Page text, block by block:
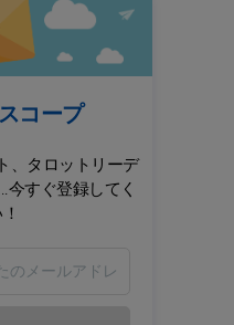
コープ
、タロットリーデ
今すぐ登録してく